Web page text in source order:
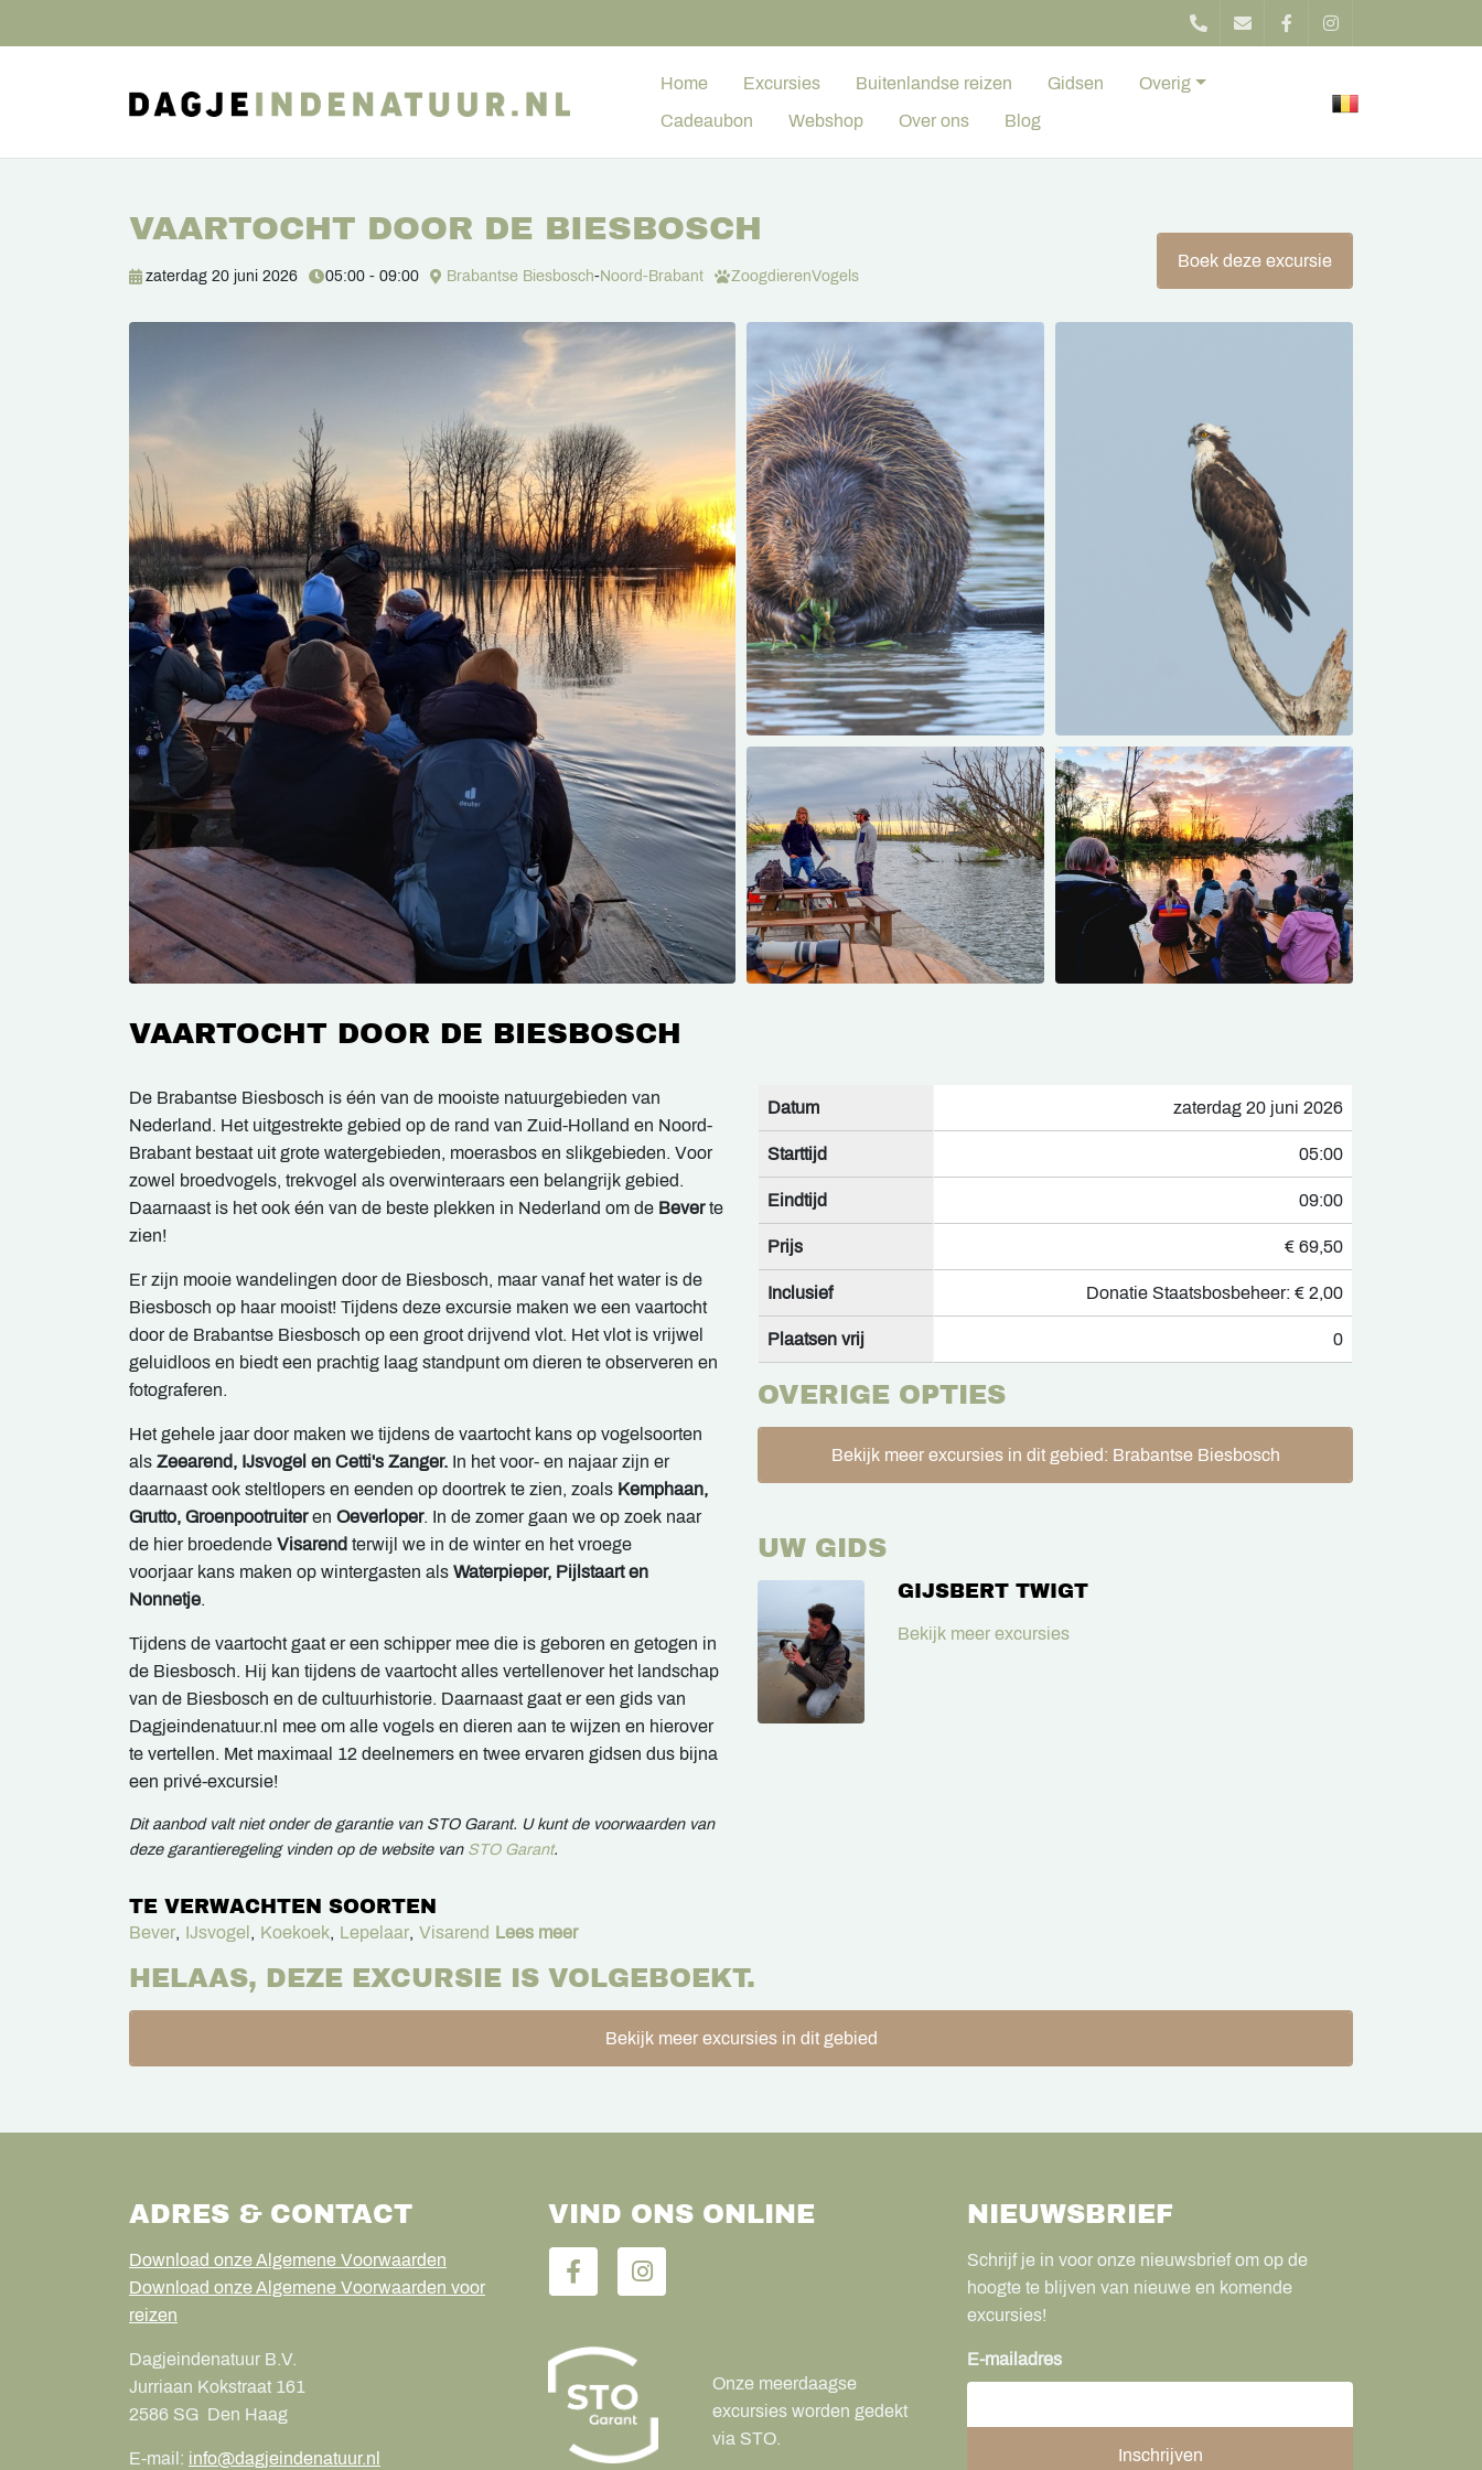
Home Excursies Buitenlandse reizen Gidsen Overig
Cadeaubon Webshop Over ons Blog
VAARTOCHT DOOR DE BIESBOSCH
zaterdag 20 juni 2026 05:00 - 09:00 Brabantse Biesbosch-Noord-Brabant ZoogdierenVogels
Boek deze excursie
VAARTOCHT DOOR DE BIESBOSCH
De Brabantse Biesbosch is één van de mooiste natuurgebieden van
Nederland. Het uitgestrekte gebied op de rand van Zuid-Holland en Noord-
Brabant bestaat uit grote watergebieden, moerasbos en slikgebieden. Voor
zowel broedvogels, trekvogel als overwinteraars een belangrijk gebied.
Daarnaast is het ook één van de beste plekken in Nederland om de Beverte
zien!
Er zijn mooie wandelingen door de Biesbosch, maar vanaf het water is de
Biesbosch op haar mooist! Tijdens deze excursie maken we een vaartocht
door de Brabantse Biesbosch op een groot drijvend vlot. Het vlot is vrijwel
geluidloos en biedt een prachtig laag standpunt om dieren te observeren en
fotograferen.
Het gehele jaar door maken we tijdens de vaartocht kans op vogelsoorten
als Zeearend, IJsvogel en Cetti's Zanger. In het voor- en najaar zijn er
daarnaast ook steltlopers en eenden op doortrek te zien, zoals Kemphaan,
Grutto, Groenpootruiteren Oeverloper. In de zomer gaan we op zoek naar
de hier broedende Visarend terwijl we in de winter en het vroege
voorjaar kans maken op wintergasten als Waterpieper, Pijlstaart en
Nonnetje.
Tijdens de vaartocht gaat er een schipper mee die is geboren en getogen in
de Biesbosch. Hij kan tijdens de vaartocht alles vertellenover het landschap
van de Biesbosch en de cultuurhistorie. Daarnaast gaat er een gids van
Dagjeindenatuur.nl mee om alle vogels en dieren aan te wijzen en hierover
te vertellen. Met maximaal 12 deelnemers en twee ervaren gidsen dus bijna
een privé-excursie!
Dit aanbod valt niet onder de garantie van STO Garant. U kunt de voorwaarden van
deze garantieregeling vinden op de website van STO Garant.
TE VERWACHTEN SOORTEN
Bever, IJsvogel , Koekoek, Lepelaar, Visarend Lees meer
Datum zaterdag 20 juni 2026
Starttijd 05:00
Eindtijd 09:00
Prijs € 69,50
Inclusief Donatie Staatsbosbeheer: € 2,00
Plaatsen vrij 0
OVERIGE OPTIES
Bekijk meer excursies in dit gebied: Brabantse Biesbosch
UW GIDS
GIJSBERT TWIGT
Bekijk meer excursies
HELAAS, DEZE EXCURSIE IS VOLGEBOEKT.
Bekijk meer excursies in dit gebied
ADRES & CONTACT
Download onze Algemene Voorwaarden
Download onze Algemene Voorwaarden voor
reizen
Dagjeindenatuur B.V.
Jurriaan Kokstraat 161
2586 SG Den Haag
E-mail: info@dagjeindenatuur.nl
VIND ONS ONLINE
Onze meerdaagse
excursies worden gedekt
via STO.
NIEUWSBRIEF
Schrijf je in voor onze nieuwsbrief om op de
hoogte te blijven van nieuwe en komende
excursies!
E-mailadres